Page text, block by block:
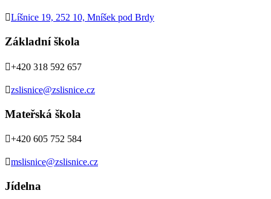
Líšnice 19, 252 10, Mníšek pod Brdy
Základní škola
+420 318 592 657
zslisnice@zslisnice.cz
Mateřská škola
+420 605 752 584
mslisnice@zslisnice.cz
Jídelna